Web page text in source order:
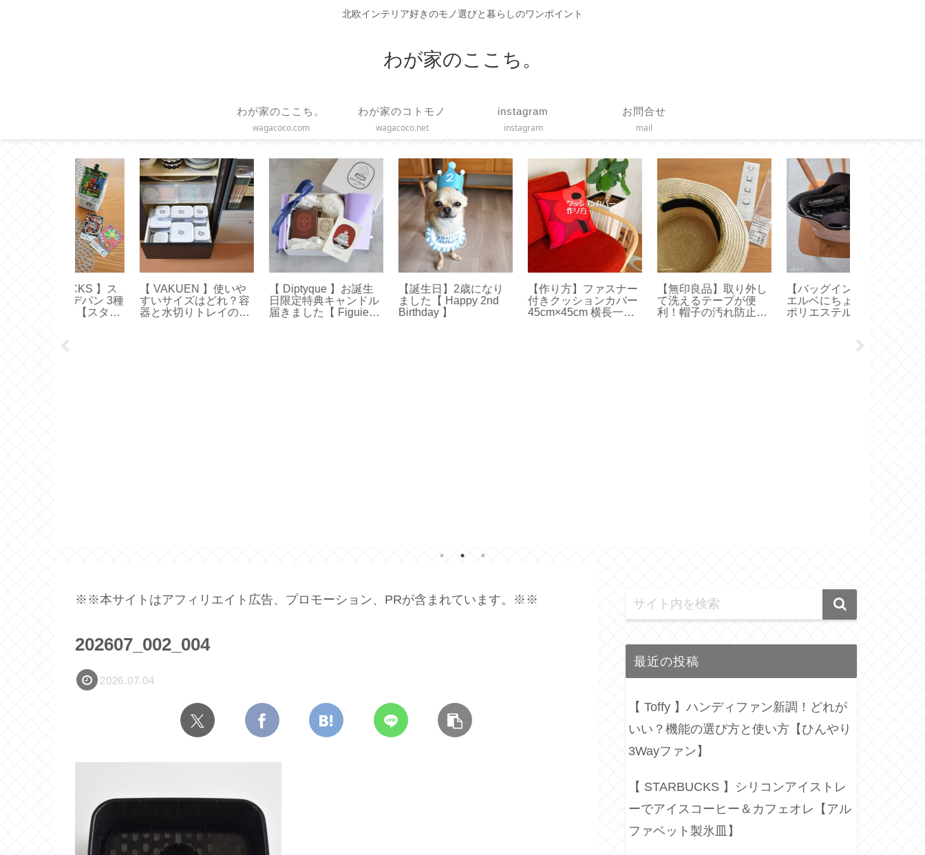
北欧インテリア好きのモノ選びと暮らしのワンポイント
わが家のここち。
わが家のここち。
wagacoco.com
わが家のコトモノ
wagacoco.net
instagram
instagram
お問合せ
mail
【 VAKUEN 】使いや
すいサイズはどれ？容
器と水切りトレイのサ
【 Diptyque 】お誕生
日限定特典キャンドル
届きました【 Figuier
【誕生日】2歳になり
ました【 Happy 2nd
Birthday 】
【作り方】ファスナー
付きクッションカバー
45cm×45cm 横長一枚
【無印良品】取り外し
て洗えるテープが便
利！帽子の汚れ防止テ
【バッグインバッグ】
エルベにちょうどいい
ポリエステルでシンプ
※※本サイトはアフィリエイト広告、プロモーション、PRが含まれています。※※
202607_002_004
2026.07.04
最近の投稿
【 Toffy 】ハンディファン新調！どれが
いい？機能の選び方と使い方【ひんやり
3Wayファン】
【 STARBUCKS 】シリコンアイストレ
ーでアイスコーヒー＆カフェオレ【アル
ファベット製氷皿】